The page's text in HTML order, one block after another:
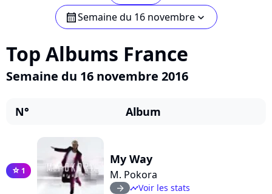
calendarSemaine du 16 novembrechevron_bot
Top Albums France
Semaine du 16 novembre 2016
N° Album
star 1
My Way
M. Pokora
arrow_right timelineVoir les stats